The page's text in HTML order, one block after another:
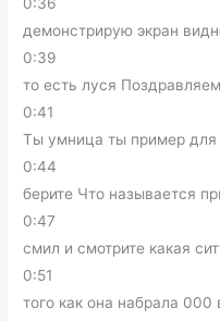
демонстрирую экран
0:39
то есть луся
0:41
Ты умница ты пример для
0:44
берите Что называется
0:47
смил и смотрите какая
0:51
того как она набрала 000